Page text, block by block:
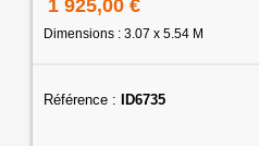
1 925,00 €
Dimensions : 3.07 x 5.54 M
Référence : ID6735